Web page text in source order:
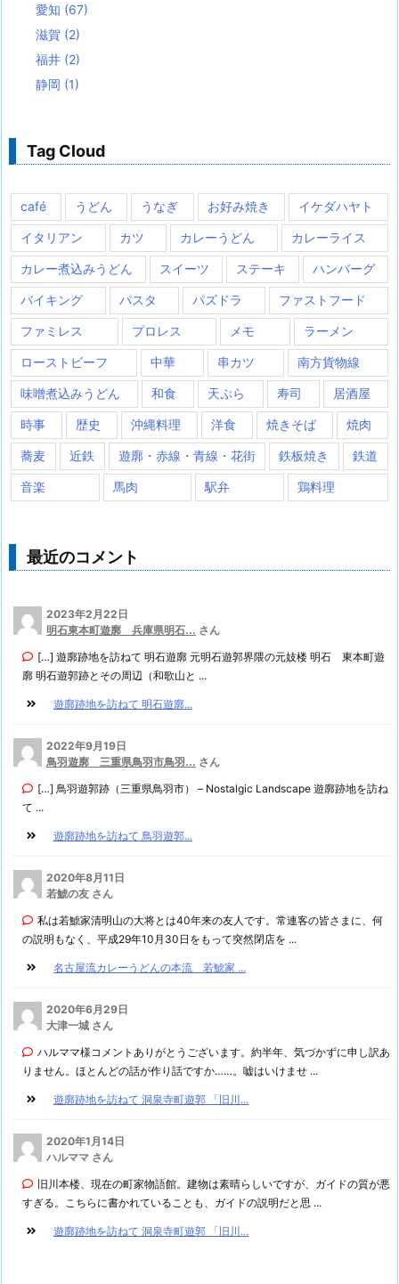
愛知 (67)
滋賀 (2)
福井 (2)
静岡 (1)
Tag Cloud
café うどん うなぎ お好み焼き イケダハヤト
イタリアン カツ カレーうどん カレーライス
カレー煮込みうどん スイーツ ステーキ ハンバーグ
バイキング パスタ パズドラ ファストフード
ファミレス プロレス メモ ラーメン
ローストビーフ 中華 串カツ 南方貨物線
味噌煮込みうどん 和食 天ぷら 寿司 居酒屋
時事 歴史 沖縄料理 洋食 焼きそば 焼肉
蕎麦 近鉄 遊廓・赤線・青線・花街 鉄板焼き 鉄道
音楽 馬肉 駅弁 鶏料理
最近のコメント
2023年2月22日
明石東本町遊廓 兵庫県明石... さん
[…] 遊廓跡地を訪ねて 明石遊廓 元明石遊郭界隈の元妓楼 明石 東本町遊
廓 明石遊郭跡とその周辺（和歌山と ...
遊廓跡地を訪ねて 明石遊廓...
2022年9月19日
鳥羽遊廓 三重県鳥羽市鳥羽... さん
[…] 鳥羽遊郭跡（三重県鳥羽市） – Nostalgic Landscape 遊廓跡地を訪ね
て ...
遊廓跡地を訪ねて 鳥羽遊郭...
2020年8月11日
若鯱の友 さん
私は若鯱家清明山の大将とは40年来の友人です。常連客の皆さまに、何
の説明もなく、平成29年10月30日をもって突然閉店を ...
名古屋流カレーうどんの本流 若鯱家 ...
2020年6月29日
大津一城 さん
ハルママ様コメントありがとうございます。約半年、気づかずに申し訳あ
りません。ほとんどの話が作り話ですか……。嘘はいけませ ...
遊廓跡地を訪ねて 洞泉寺町遊郭 「旧川...
2020年1月14日
ハルママ さん
旧川本楼、現在の町家物語館。建物は素晴らしいですが、ガイドの質が悪
すぎる。こちらに書かれていることも、ガイドの説明だと思 ...
遊廓跡地を訪ねて 洞泉寺町遊郭 「旧川...